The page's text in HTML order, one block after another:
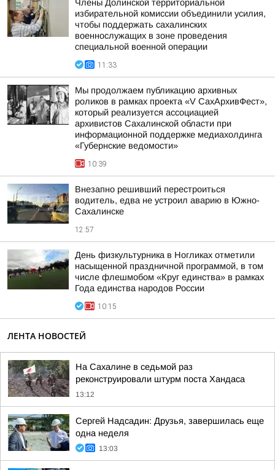
Члены Долинской территориальной
избирательной комиссии объединили усилия,
чтобы поддержать сахалинских
военнослужащих в зоне проведения
специальной военной операции
11:33
Мы продолжаем публикацию архивных
роликов в рамках проекта «V СахАрхивФест»,
который реализуется ассоциацией
архивистов Сахалинской области при
информационной поддержке медиахолдинга
«Губернские ведомости»
10:39
Внезапно решивший перестроиться
водитель, едва не устроил аварию в Южно-
Сахалинске
12:57
День физкультурника в Ногликах отметили
насыщенной праздничной программой, в том
числе флешмобом «Круг единства» в рамках
Года единства народов России
10:15
ЛЕНТА НОВОСТЕЙ
На Сахалине в седьмой раз
реконструировали штурм поста Хандаса
13:12
Сергей Надсадин: Друзья, завершилась еще
одна неделя
13:03